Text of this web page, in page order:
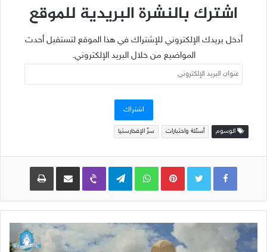
اشترك بالنشرة البريدية للموقع
أدخل بريدك الإلكتروني للإشتراك في هذا الموقع لتستقبل أحدث
المواضيع من خلال البريد الإلكتروني.
عنوان
البريد
اشتراك
الوسوم أسئلة واختبارات سرّ الإفخارستيا
Pinterest
WhatsApp
Telegram
Viber مشاركة عبر البريد طباعة